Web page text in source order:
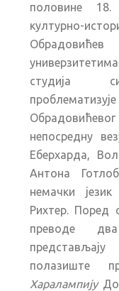
половине
културно-
студија
непосредну
Еберхарда,
Антона
немачки
Рихтер. Поред
преводе
полазиште
Харалампију